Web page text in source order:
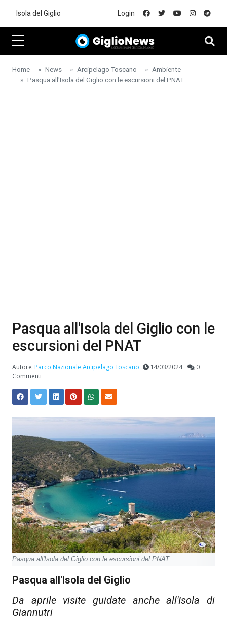
Isola del Giglio Login
Home News Arcipelago Toscano
Ambiente
Pasqua all'Isola del Giglio con le escursioni del PNAT
Pasqua all'Isola del Giglio con le
escursioni del PNAT
Autore:Parco Nazionale Arcipelago Toscano 14/03/2024
0
Commenti
Pasqua all'Isola del Giglio con le escursioni del PNAT
Pasqua all'Isola del Giglio
Da aprile visite guidate anche all'Isola di
Giannutri